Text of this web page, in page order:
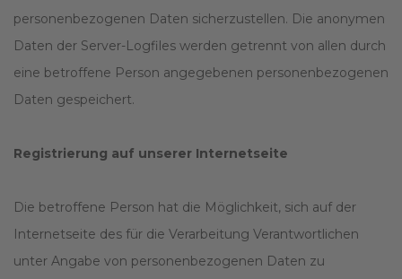
personenbezogenen Daten sicherzustellen. Die anonymen
Daten der Server-Logfiles werden getrennt von allen durch
eine betroffene Person angegebenen personenbezogenen
Daten gespeichert.
Registrierung auf unserer Internetseite
Die betroffene Person hat die Möglichkeit, sich auf der
Internetseite des für die Verarbeitung Verantwortlichen
unter Angabe von personenbezogenen Daten zu